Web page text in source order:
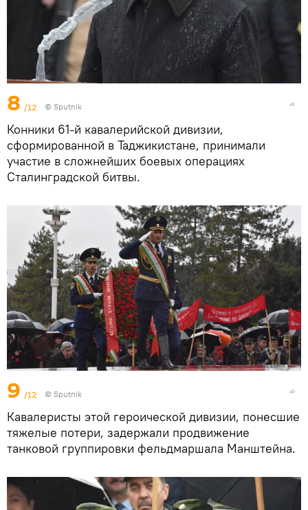
8 /12 © Sputnik
Конники 61-й кавалерийской дивизии,
сформированной в Таджикистане, принимали
участие в сложнейших боевых операциях
Сталинградской битвы.
9 /12 © Sputnik
Кавалеристы этой героической дивизии, понесшие
тяжелые потери, задержали продвижение
танковой группировки фельдмаршала Манштейна.